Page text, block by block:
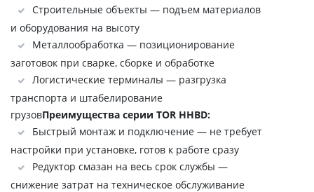
Строительные объекты — подъем материалов
и оборудования на высоту
Металлообработка — позиционирование
заготовок при сварке, сборке и обработке
Логистические терминалы — разгрузка
транспорта и штабелирование
грузовПреимущества серии TOR HHBD:
Быстрый монтаж и подключение — не требует
настройки при установке, готов к работе сразу
Редуктор смазан на весь срок службы —
снижение затрат на техническое обслуживание